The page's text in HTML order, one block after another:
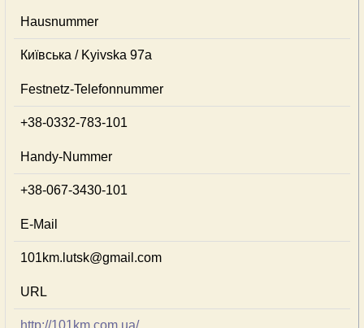
Hausnummer
Київська / Kyivska 97а
Festnetz-Telefonnummer
+38-0332-783-101
Handy-Nummer
+38-067-3430-101
E-Mail
101km.lutsk@gmail.com
URL
http://101km.com.ua/